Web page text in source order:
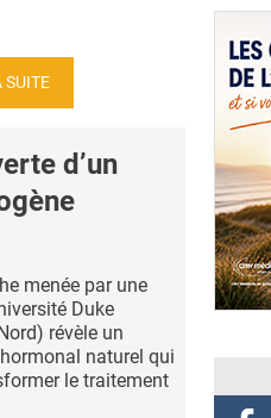
SUITE
d’un
menée par une
Duke
révèle un
naturel qui
le traitement